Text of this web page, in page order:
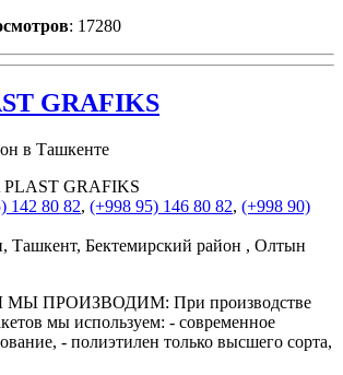
: 17280
GRAFIKS
в Ташкенте
142 80 82, (+998 95) 146 80 82, (+998 90)
Ташкент, Бектемирский район , Олтын
ПРОИЗВОДИМ: При производстве
мы используем: - современное
- полиэтилен только высшего сорта,